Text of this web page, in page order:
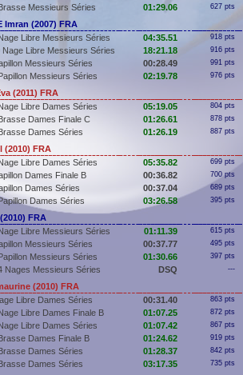
Messieurs Séries 01:29.06 627 pts
Imran (2007) FRA
Libre Messieurs Séries 04:35.51 918 pts
Nage Libre Messieurs Séries 18:21.18 916 pts
Messieurs Séries 00:28.49 991 pts
Messieurs Séries 02:19.78 976 pts
(2011) FRA
Libre Dames Séries 05:19.05 804 pts
Dames Finale C 01:26.61 878 pts
Dames Séries 01:26.19 887 pts
(2010) FRA
Libre Dames Séries 05:35.82 699 pts
Dames Finale B 00:36.82 700 pts
Dames Séries 00:37.04 689 pts
Dames Séries 03:26.58 395 pts
FRA
Libre Messieurs Séries 01:11.39 615 pts
Messieurs Séries 00:37.77 495 pts
Messieurs Séries 01:30.66 397 pts
Nages Messieurs Séries DSQ ---
(2010) FRA
Libre Dames Séries 00:31.40 863 pts
Libre Dames Finale B 01:07.25 872 pts
Libre Dames Séries 01:07.42 867 pts
Dames Finale B 01:24.62 919 pts
Dames Séries 01:28.37 842 pts
Dames Séries 03:17.35 735 pts